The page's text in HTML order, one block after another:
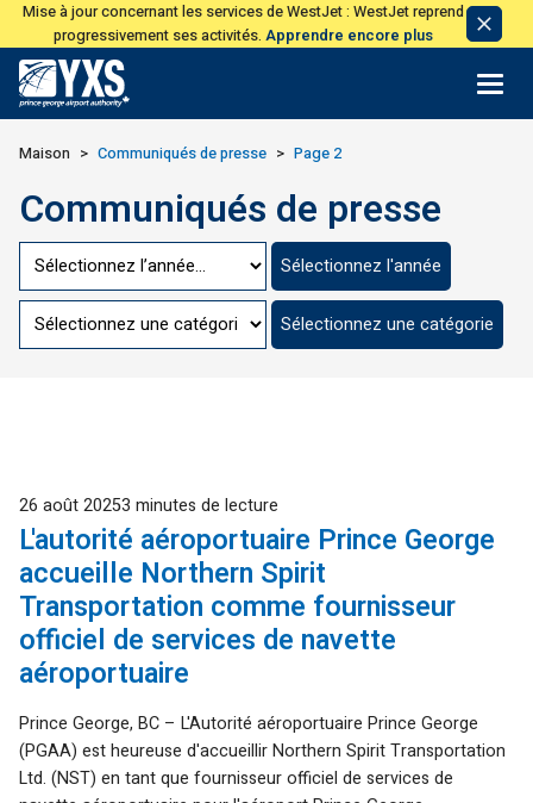
Mise à jour concernant les services de WestJet : WestJet reprend
progressivement ses activités. Apprendre encore plus Avis
de
Retour à la page d'accueil>
Maison Communiqués de presse Page 2
Communiqués de presse
Passer
l'année
Sélectionnez l'année
Aller
la
Sélectionnez une catégorie
Publié
26 août 20253 minutes de lecture
L'autorité aéroportuaire Prince George
accueille Northern Spirit
Transportation comme fournisseur
officiel de services de navette
aéroportuaire
Prince George, BC – L'Autorité aéroportuaire Prince George
(PGAA) est heureuse d'accueillir Northern Spirit Transportation
Ltd. (NST) en tant que fournisseur officiel de services de